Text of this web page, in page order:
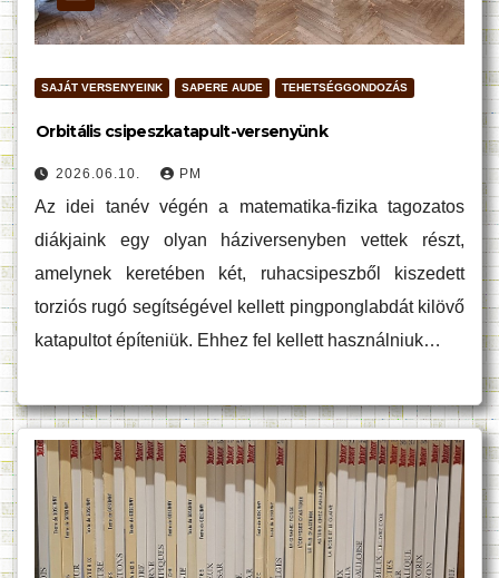
SAJÁT VERSENYEINK SAPERE AUDE TEHETSÉGGONDOZÁS
Orbitális csipeszkatapult-versenyünk
2026.06.10. PM
Az idei tanév végén a matematika-fizika tagozatos
diákjaink egy olyan háziversenyben vettek részt,
amelynek keretében két, ruhacsipeszből kiszedett
torziós rugó segítségével kellett pingponglabdát kilövő
katapultot építeniük. Ehhez fel kellett használniuk…